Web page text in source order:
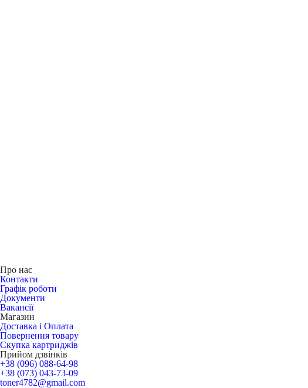
Про нас
Контакти
Графік роботи
Документи
Вакансії
Магазин
Доставка і Оплата
Повернення товару
Скупка картриджів
Прийом дзвінків
+38 (096) 088-64-98
+38 (073) 043-73-09
toner4782@gmail.com